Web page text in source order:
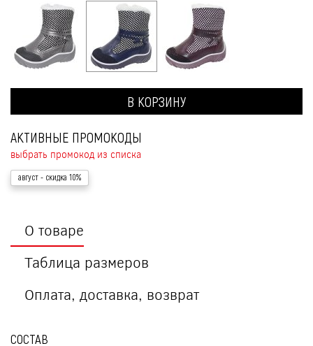
В КОРЗИНУ
АКТИВНЫЕ ПРОМОКОДЫ
выбрать промокод из списка
август - скидка 10%
О товаре
Таблица размеров
Оплата, доставка, возврат
СОСТАВ